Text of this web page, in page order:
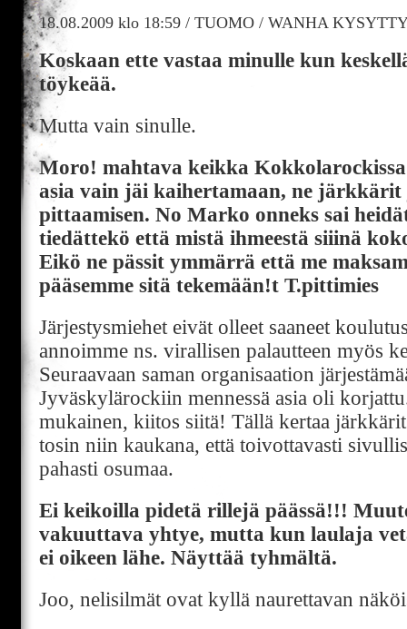
18.08.2009 klo 18:59 / TUOMO / WANHA
Koskaan ette vastaa minulle kun
töykeää.
Mutta vain sinulle.
Moro! mahtava keikka
asia vain jäi kaihertamaan, ne
pittaamisen. No Marko onneks sai
tiedättekö että mistä ihmeestä siiinä
Eikö ne pässit ymmärrä että me
pääsemme sitä tekemään!t T.pittimies
Järjestysmiehet eivät olleet saaneet
annoimme ns. virallisen palautteen myös
Seuraavaan saman organisaation
Jyväskylärockiin mennessä asia oli
mukainen, kiitos siitä! Tällä kertaa
tosin niin kaukana, että toivottavasti
pahasti osumaa.
Ei keikoilla pidetä rillejä päässä!!!
vakuuttava yhtye, mutta kun laulaja
ei oikeen lähe. Näyttää tyhmältä.
Joo, nelisilmät ovat kyllä naurettavan